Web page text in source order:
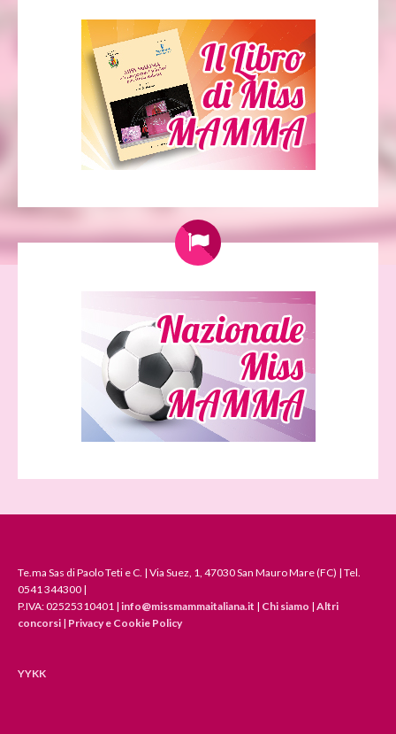
Te.ma Sas di Paolo Teti e C. | Via Suez, 1, 47030 San Mauro Mare (FC) | Tel.
0541 344300 |
P.IVA: 02525310401 | info@missmammaitaliana.it | Chi siamo | Altri
concorsi | Privacy e Cookie Policy
YYKK